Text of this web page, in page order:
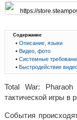
Содержание
•Описание, языки
•Видео, фото
•Системные
•Быстродействие
Total War:
тактической игры в
События